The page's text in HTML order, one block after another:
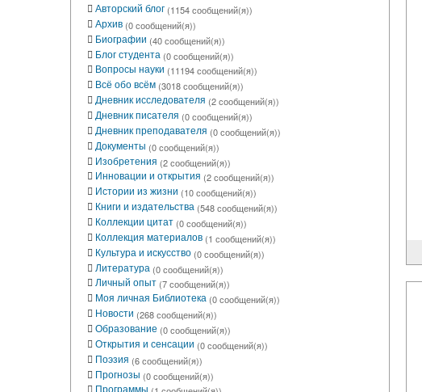
Авторский блог (1154 сообщений(я))
Архив (0 сообщений(я))
Биографии (40 сообщений(я))
Блог студента (0 сообщений(я))
Вопросы науки (11194 сообщений(я))
Всё обо всём (3018 сообщений(я))
Дневник исследователя (2 сообщений(я))
Дневник писателя (0 сообщений(я))
Дневник преподавателя (0 сообщений(я))
Документы (0 сообщений(я))
Изобретения (2 сообщений(я))
Инновации и открытия (2 сообщений(я))
Истории из жизни (10 сообщений(я))
Книги и издательства (548 сообщений(я))
Коллекции цитат (0 сообщений(я))
Коллекция материалов (1 сообщений(я))
Культура и искусство (0 сообщений(я))
Литература (0 сообщений(я))
Личный опыт (7 сообщений(я))
Моя личная Библиотека (0 сообщений(я))
Новости (268 сообщений(я))
Образование (0 сообщений(я))
Открытия и сенсации (0 сообщений(я))
Поэзия (6 сообщений(я))
Прогнозы (0 сообщений(я))
Программы